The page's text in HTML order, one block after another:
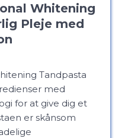
Whitening
Pleje med
Tandpasta
med
for at give dig et
er skånsom